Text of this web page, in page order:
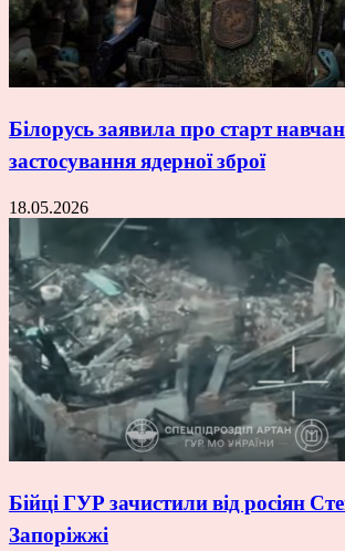
Білорусь заявила про старт
застосування ядерної зброї
18.05.2026
Бійці ГУР зачистили від росіян
Запоріжжі